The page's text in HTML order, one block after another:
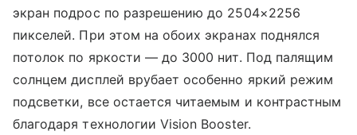
экран подрос по разрешению до 2504×2256
пикселей. При этом на обоих экранах поднялся
потолок по яркости — до 3000 нит. Под палящим
солнцем дисплей врубает особенно яркий режим
подсветки, все остается читаемым и контрастным
благодаря технологии Vision Booster.